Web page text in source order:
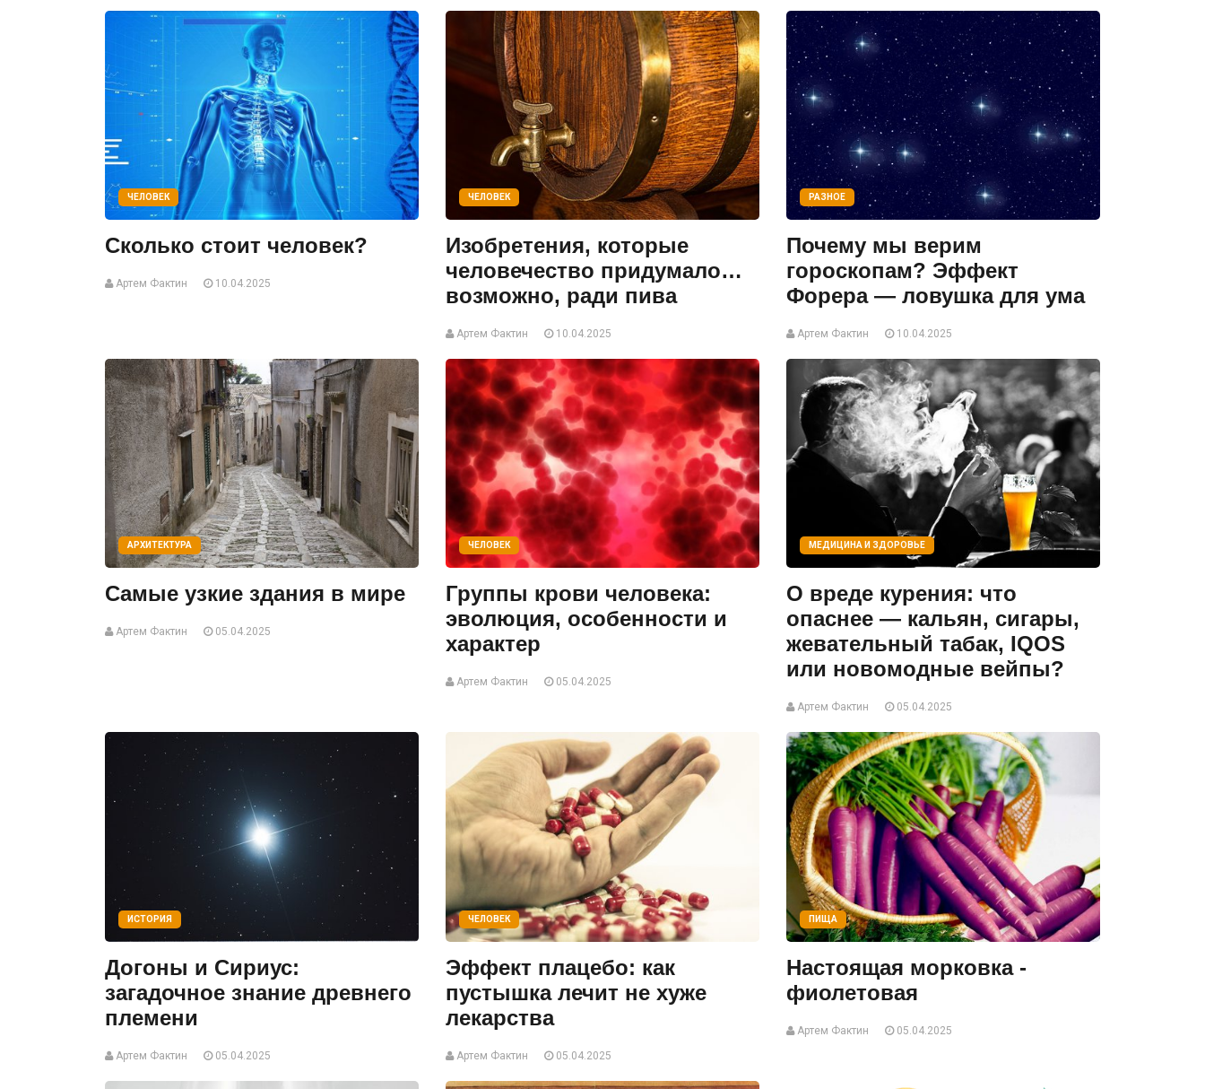
ЧЕЛОВЕК
Сколько стоит человек?
Артем Фактин 10.04.2025
ЧЕЛОВЕК
Изобретения, которые
человечество придумало…
возможно, ради пива
Артем Фактин 10.04.2025
РАЗНОЕ
Почему мы верим
гороскопам? Эффект
Форера — ловушка для ума
Артем Фактин 10.04.2025
АРХИТЕКТУРА
Самые узкие здания в мире
Артем Фактин 05.04.2025
ЧЕЛОВЕК
Группы крови человека:
эволюция, особенности и
характер
Артем Фактин 05.04.2025
МЕДИЦИНА И ЗДОРОВЬЕ
О вреде курения: что
опаснее — кальян, сигары,
жевательный табак, IQOS
или новомодные вейпы?
Артем Фактин 05.04.2025
ИСТОРИЯ
Догоны и Сириус:
загадочное знание древнего
племени
Артем Фактин 05.04.2025
ЧЕЛОВЕК
Эффект плацебо: как
пустышка лечит не хуже
лекарства
Артем Фактин 05.04.2025
ПИЩА
Настоящая морковка -
фиолетовая
Артем Фактин 05.04.2025